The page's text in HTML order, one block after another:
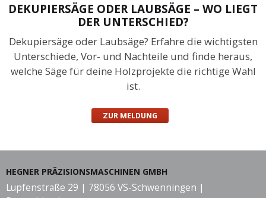
DEKUPIERSÄGE ODER LAUBSÄGE – WO LIEGT
DER UNTERSCHIED?
Dekupiersäge oder Laubsäge? Erfahre die wichtigsten
Unterschiede, Vor- und Nachteile und finde heraus,
welche Säge für deine Holzprojekte die richtige Wahl
ist.
ZUR MELDUNG
HEGNER PRÄZISIONSMASCHINEN GMBH
Lupfenstraße 29 | 78056 VS-Schwenningen |